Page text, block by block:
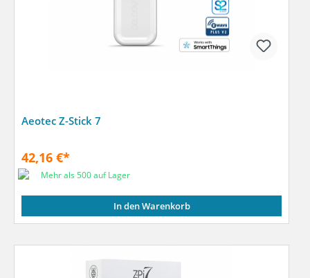
Aeotec Z-Stick 7
42,16 €*
Mehr als 500 auf Lager
In den Warenkorb